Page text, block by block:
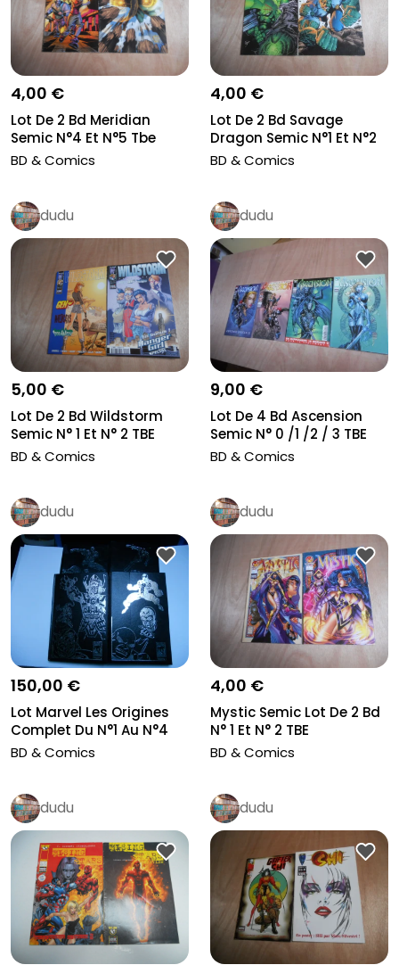
4,00 €
Lot De 2 Bd Meridian
Semic N°4 Et N°5 Tbe
BD & Comics
4,00 €
Lot De 2 Bd Savage
Dragon Semic N°1 Et N°2
TBE
BD & Comics
dudu
5,00 €
Lot De 2 Bd Wildstorm
Semic N° 1 Et N° 2 TBE
BD & Comics
dudu
9,00 €
Lot De 4 Bd Ascension
Semic N° 0 /1 /2 / 3 TBE
BD & Comics
dudu
150,00 €
Lot Marvel Les Origines
Complet Du N°1 Au N°4
Marv...
BD & Comics
dudu
4,00 €
Mystic Semic Lot De 2 Bd
N° 1 Et N° 2 TBE
BD & Comics
dudu dudu